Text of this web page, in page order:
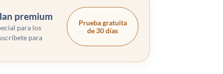
premium
para los
para
Prueba gratuita
de 30 días